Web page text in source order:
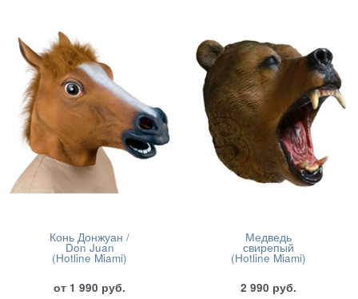
Конь Донжуан /
Don Juan
(Hotline Miami)
от 1 990 руб.
Медведь
свирепый
(Hotline Miami)
2 990 руб.